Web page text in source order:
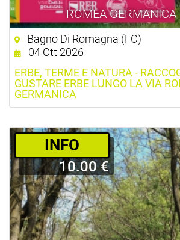
ROMEA GERMANICA
Bagno Di Romagna (FC)
04 Ott 2026
ERBE, TERME E NATURA -
GUSTARE ERBE LUNGO LA VIA
GERMANICA
­INFO
10.00 €